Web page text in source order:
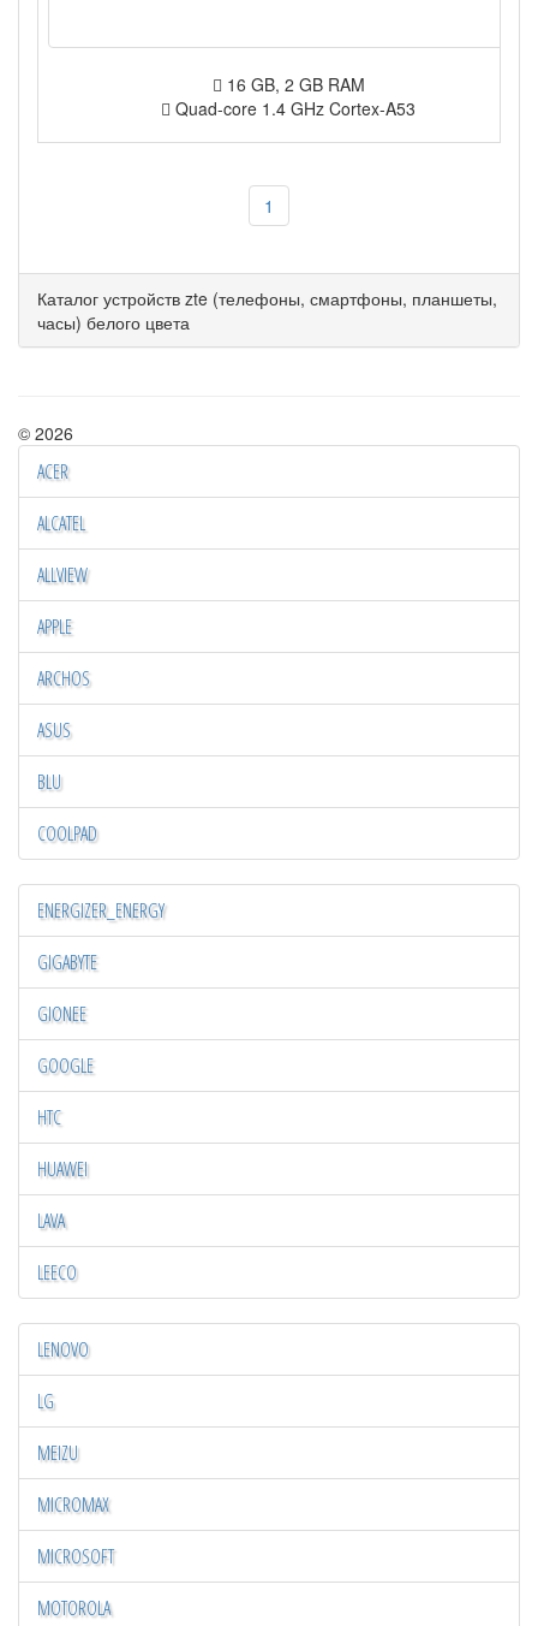
16 GB, 2 GB RAM
Quad-core 1.4 GHz Cortex-A53
1
Каталог устройств zte (телефоны, смартфоны, планшеты,
часы) белого цвета
© 2026
ACER
ALCATEL
ALLVIEW
APPLE
ARCHOS
ASUS
BLU
COOLPAD
ENERGIZER_ENERGY
GIGABYTE
GIONEE
GOOGLE
HTC
HUAWEI
LAVA
LEECO
LENOVO
LG
MEIZU
MICROMAX
MICROSOFT
MOTOROLA